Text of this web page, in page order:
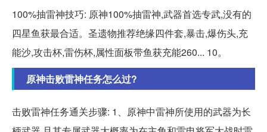
100%抽雷神技巧: 原神100%抽雷神,武器首选专武,没有的
四星鱼获最合适。圣遗物推荐绝缘四件套,暴击,爆伤头,充
能沙,攻击杯,雷伤杯,属性面板带鱼获充能260... 10。
原神击败雷神任务怎么过?
击败雷神任务通关步骤: 1、原神中雷神所使用的武器为长